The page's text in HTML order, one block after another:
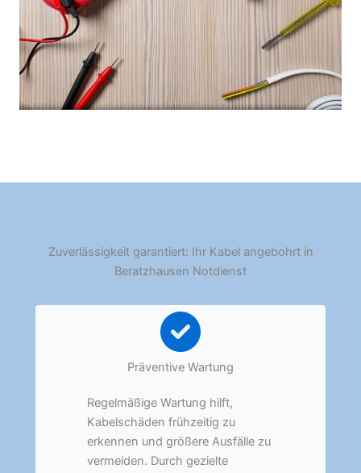
Zuverlässigkeit garantiert: Ihr Kabel angebohrt in
Beratzhausen Notdienst
Präventive Wartung
Regelmäßige Wartung hilft,
Kabelschäden frühzeitig zu
erkennen und größere Ausfälle zu
vermeiden. Durch gezielte